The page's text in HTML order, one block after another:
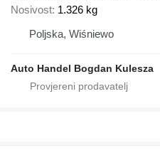
Nosivost 1.326 kg
Poljska, Wiśniewo
Auto Handel Bogdan Kulesza